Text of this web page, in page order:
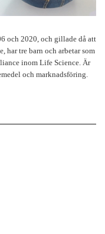
och 2020, och gillade då att
har tre barn och arbetar som
inom Life Science. Är
och marknadsföring.